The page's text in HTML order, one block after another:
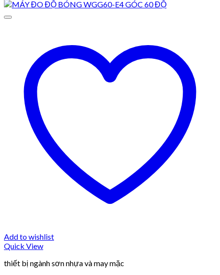
Add to wishlist
Quick View
thiết bị ngành sơn nhựa và may mặc